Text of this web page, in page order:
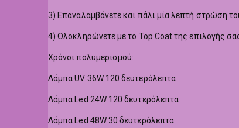
3) Επαναλαμβάνετε και πάλι μία λεπτή στρώση
4) Ολοκληρώνετε με το Top Coat της επιλογής
Χρόνοι πολυμερισμού:
Λάμπα UV 36W 120 δευτερόλεπτα
Λάμπα Led 24W 120 δευτερόλεπτα
Λάμπα Led 48W 30 δευτερόλεπτα